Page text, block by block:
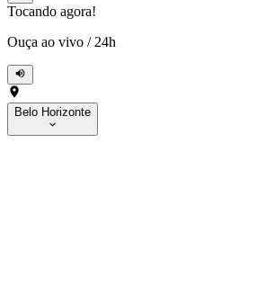
Tocando agora!
Ouça ao vivo / 24h
Belo Horizonte